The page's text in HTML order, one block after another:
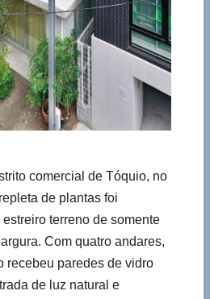
comercial de Tóquio, no
de plantas foi
terreno de somente
Com quatro andares,
recebeu paredes de vidro
de luz natural e